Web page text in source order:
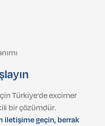
Türkiye’de excimer
bir çözümdür.
iletişime geçin, berrak